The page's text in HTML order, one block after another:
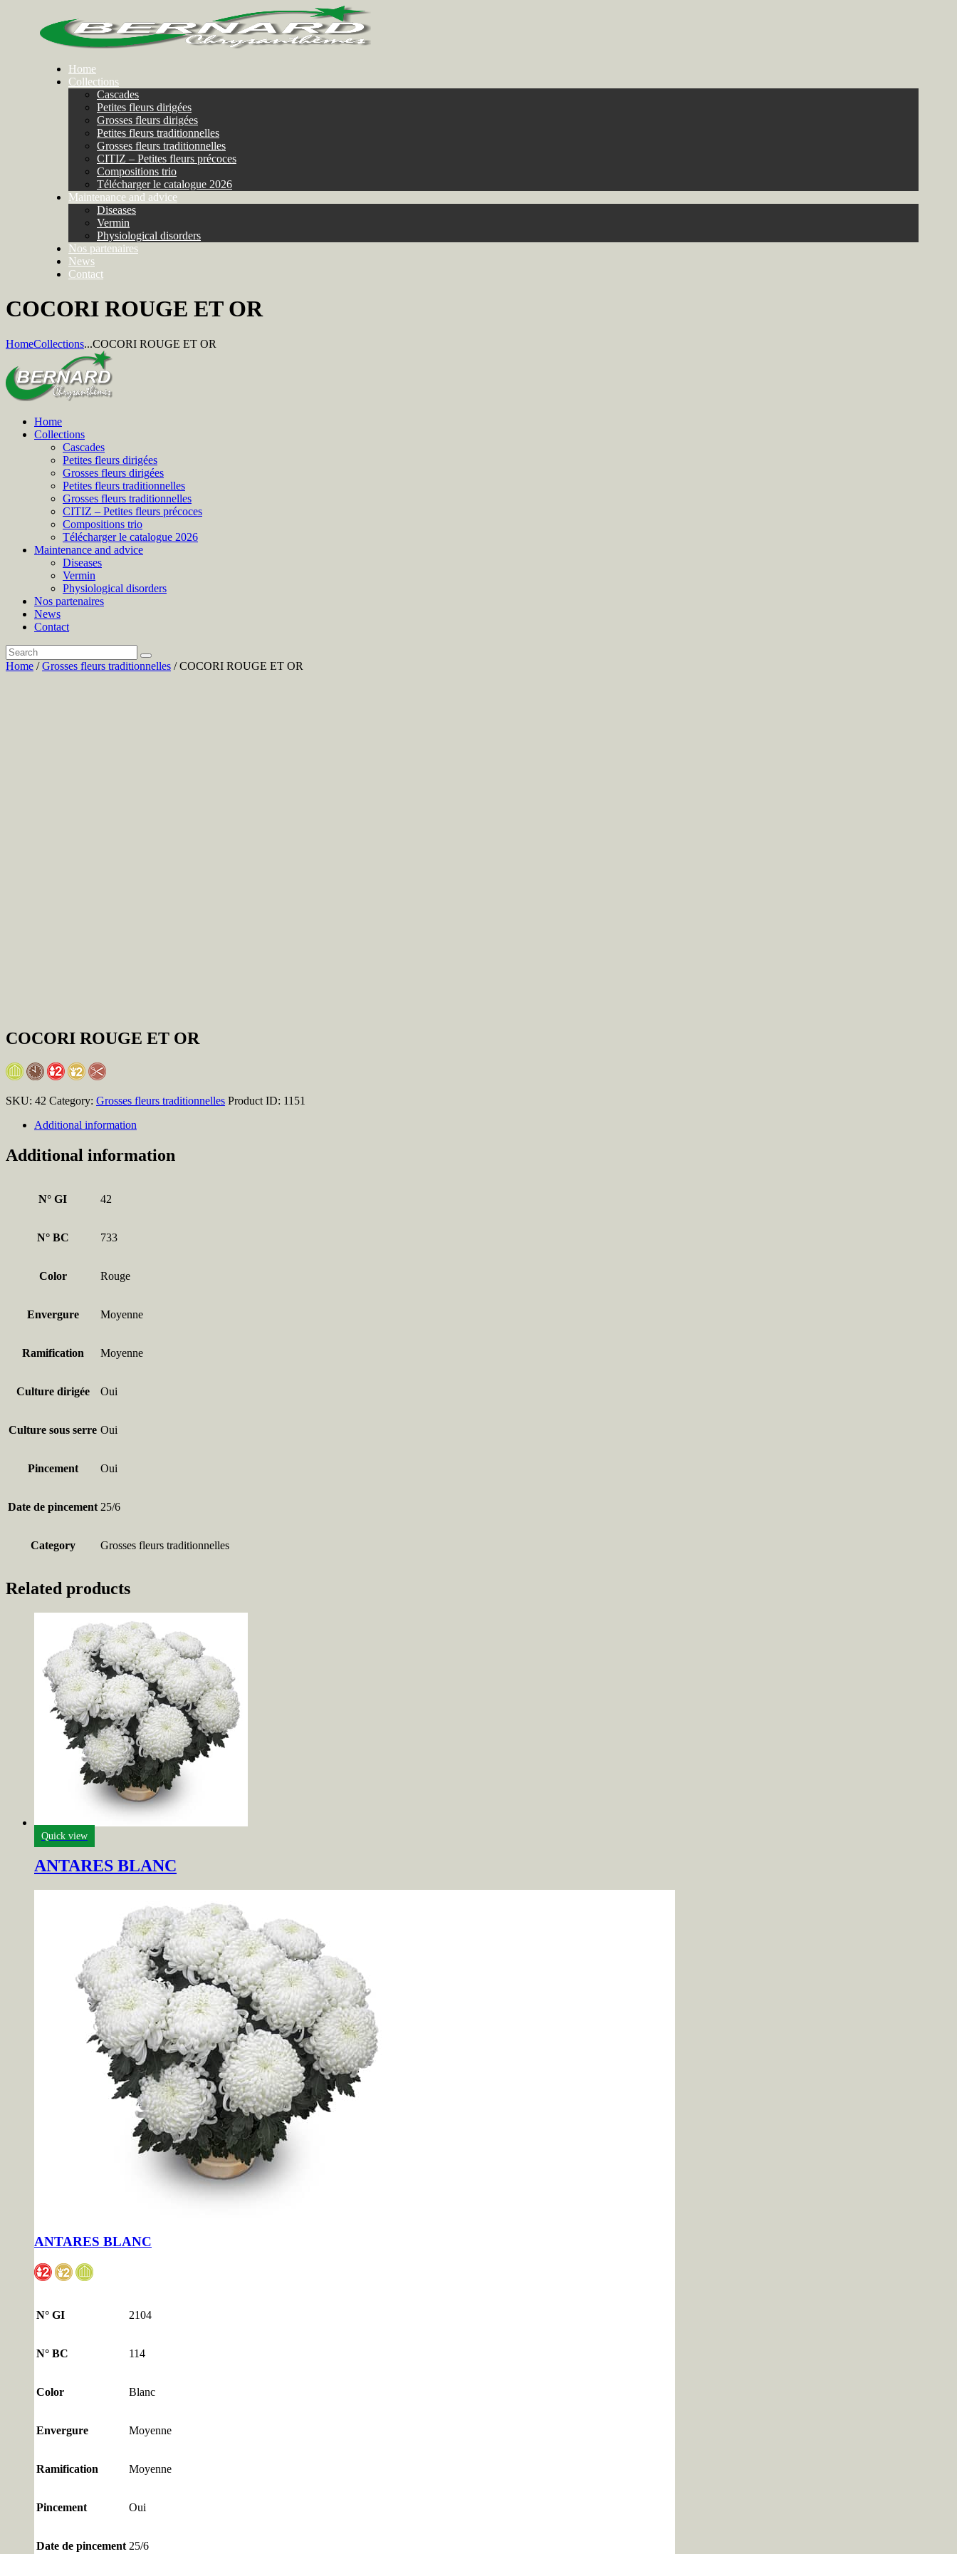
Home
Collections
Cascades
Petites fleurs dirigées
Grosses fleurs dirigées
Petites fleurs traditionnelles
Grosses fleurs traditionnelles
CITIZ – Petites fleurs précoces
Compositions trio
Télécharger le catalogue 2026
Maintenance and advice
Diseases
Vermin
Physiological disorders
Nos partenaires
News
Contact
COCORI ROUGE ET OR
HomeCollections...COCORI ROUGE ET OR
Home
Collections
Cascades
Petites fleurs dirigées
Grosses fleurs dirigées
Petites fleurs traditionnelles
Grosses fleurs traditionnelles
CITIZ – Petites fleurs précoces
Compositions trio
Télécharger le catalogue 2026
Maintenance and advice
Diseases
Vermin
Physiological disorders
Nos partenaires
News
Contact
Home /Grosses fleurs traditionnelles / COCORI ROUGE ET OR
COCORI ROUGE ET OR
SKU: 42 Category: Grosses fleurs traditionnelles Product ID: 1151
Additional information
Additional information
N° GI 42
N° BC 733
Color Rouge
Envergure Moyenne
Ramification Moyenne
Culture dirigée Oui
Culture sous serre Oui
Pincement Oui
Date de pincement 25/6
Category Grosses fleurs traditionnelles
Related products
Quick view
ANTARES BLANC
ANTARES BLANC
N° GI 2104
N° BC 114
Color Blanc
Envergure Moyenne
Ramification Moyenne
Pincement Oui
Date de pincement 25/6